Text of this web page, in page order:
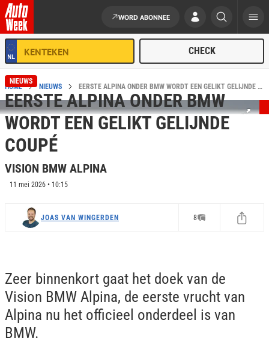
Ga naar de inhoud
WORD ABONNEE
HOME NIEUWS EERSTE ALPINA ONDER BMW WORDT EEN GELIKT GELIJNDE COUPÉ
NIEUWS
EERSTE ALPINA ONDER BMW
WORDT EEN GELIKT GELIJNDE
COUPÉ
VISION BMW ALPINA
11 mei 2026 • 10:15
JOAS VAN WINGERDEN 8
Zeer binnenkort gaat het doek van de
Vision BMW Alpina, de eerste vrucht van
Alpina nu het officieel onderdeel is van
BMW.